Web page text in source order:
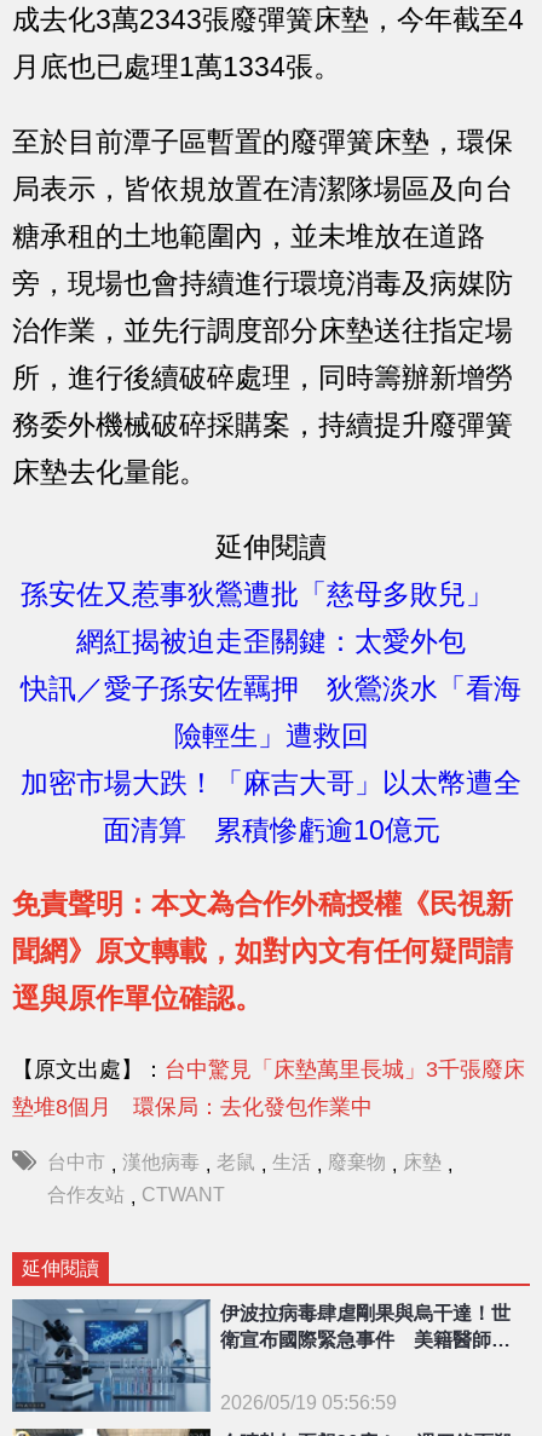
成去化3萬2343張廢彈簧床墊，今年截至4
月底也已處理1萬1334張。
至於目前潭子區暫置的廢彈簧床墊，環保
局表示，皆依規放置在清潔隊場區及向台
糖承租的土地範圍內，並未堆放在道路
旁，現場也會持續進行環境消毒及病媒防
治作業，並先行調度部分床墊送往指定場
所，進行後續破碎處理，同時籌辦新增勞
務委外機械破碎採購案，持續提升廢彈簧
床墊去化量能。
延伸閱讀
孫安佐又惹事狄鶯遭批「慈母多敗兒」
網紅揭被迫走歪關鍵：太愛外包
快訊／愛子孫安佐羈押 狄鶯淡水「看海
險輕生」遭救回
加密市場大跌！「麻吉大哥」以太幣遭全
面清算 累積慘虧逾10億元
免責聲明：本文為合作外稿授權《民視新
聞網》原文轉載，如對內文有任何疑問請
逕與原作單位確認。
【原文出處】： 台中驚見「床墊萬里長城」3千張廢床
墊堆8個月 環保局：去化發包作業中
台中市 , 漢他病毒 , 老鼠 , 生活 , 廢棄物 , 床墊 ,
合作友站 , CTWANT
延伸閱讀
{PLAYICON}
伊波拉病毒肆虐剛果與烏干達！世
衛宣布國際緊急事件 美籍醫師染
2026/05/19 05:56:59